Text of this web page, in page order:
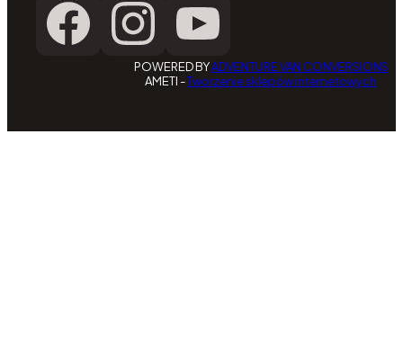
POWERED BYADVENTURE VAN CONVERSIONS
AMETI -Tworzenie sklepów internetowych